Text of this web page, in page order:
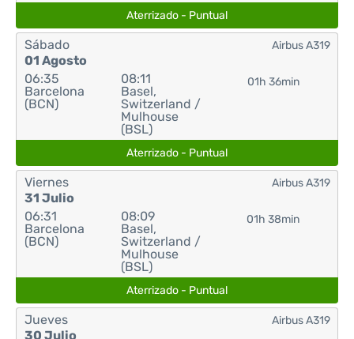
Aterrizado - Puntual
Sábado
01 Agosto
06:35
Barcelona
(BCN)
08:11
Basel,
Switzerland /
Mulhouse
(BSL)
01h 36min
Airbus A319
Aterrizado - Puntual
Viernes
31 Julio
06:31
Barcelona
(BCN)
08:09
Basel,
Switzerland /
Mulhouse
(BSL)
01h 38min
Airbus A319
Aterrizado - Puntual
Jueves
30 Julio
Airbus A319